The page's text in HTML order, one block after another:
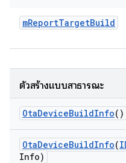
mReportTargetBuild
ตัวสร้างแบบสาธารณะ
OtaDeviceBuildInfo()
OtaDeviceBuildInfo(
Info)